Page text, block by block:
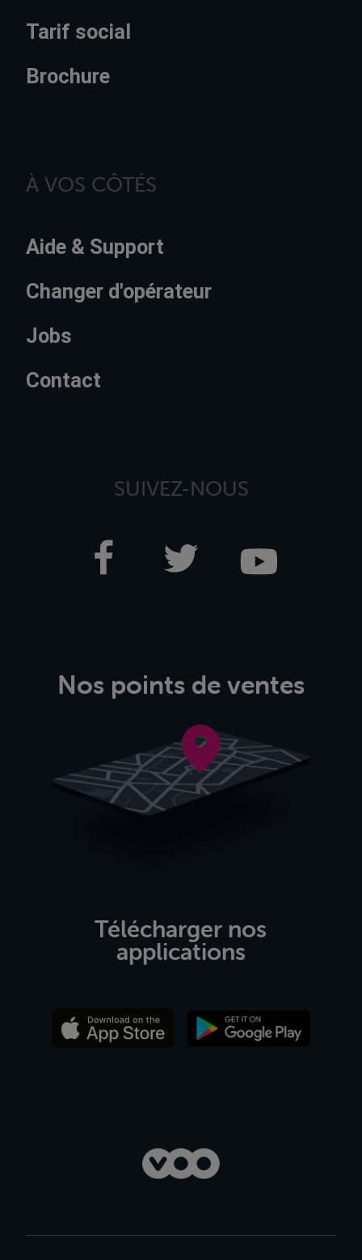
Tarif social
Brochure
À VOS CÔTÉS
Aide & Support
Changer d'opérateur
Jobs
Contact
SUIVEZ-NOUS
Nos points de ventes
Télécharger nos
applications